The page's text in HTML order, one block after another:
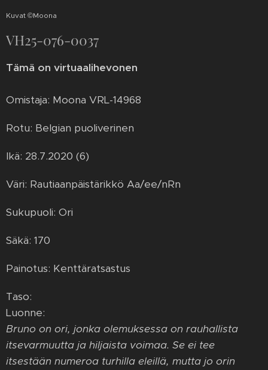
Kuvat ©Moona
VH25-076-0037
Tämä on virtuaalihevonen
Omistaja: Moona VRL-14968
Rotu: Belgian puoliverinen
Ikä: 28.7.2020 (6)
Väri: Rautiaanpäistärikkö Aa/ee/nRn
Sukupuoli: Ori
Säkä: 170
Painotus: Kenttäratsastus
Taso:
Luonne:
Bruno on ori, jonka olemuksessa on rauhallista
itsevarmuutta ja hiljaista voimaa. Se ei tee
itsestään numeroa turhilla eleillä, mutta jo orin